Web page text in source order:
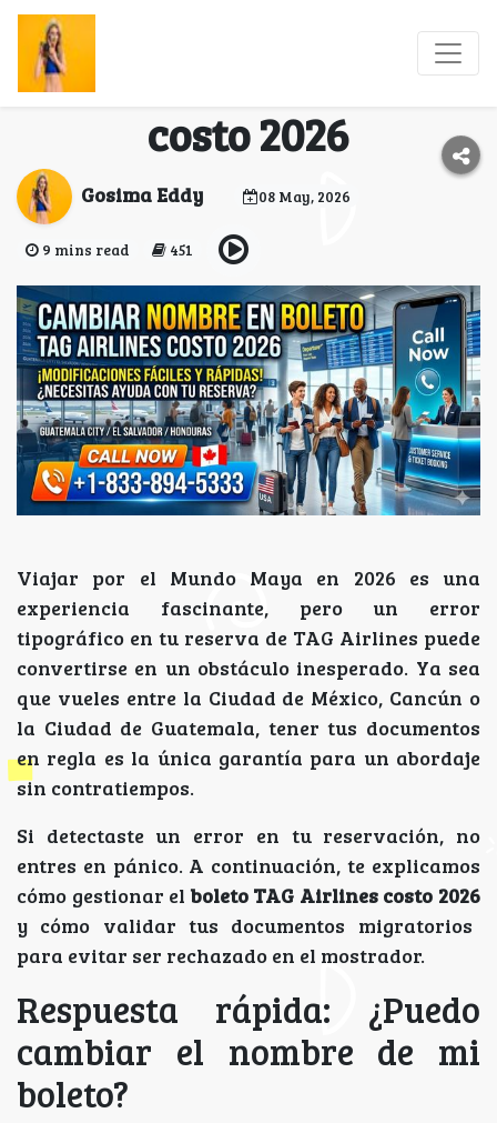
Cambiar nombre en
boleto TAG Airlines
costo 2026
Gosima Eddy 08 May, 2026
9 mins read 451
Viajar por el Mundo Maya en 2026 es una
experiencia fascinante, pero un error
tipográfico en tu reserva de TAG Airlines puede
convertirse en un obstáculo inesperado. Ya sea
que vueles entre la Ciudad de México, Cancún o
la Ciudad de Guatemala, tener tus documentos
en regla es la única garantía para un abordaje
sin contratiempos.
Si detectaste un error en tu reservación, no
entres en pánico. A continuación, te explicamos
cómo gestionar el boleto TAG Airlines costo 2026
y cómo validar tus documentos migratorios
para evitar ser rechazado en el mostrador.
Respuesta rápida: ¿Puedo
cambiar el nombre de mi
boleto?